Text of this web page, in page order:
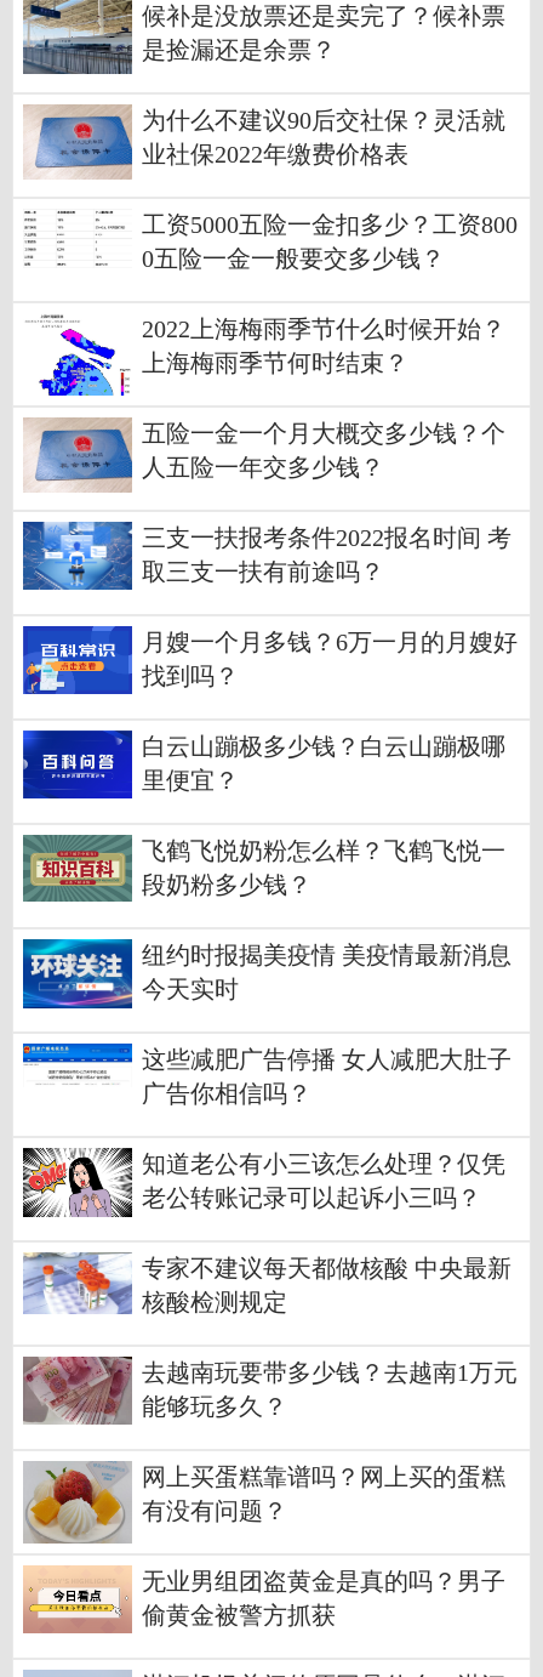
候补是没放票还是卖完了？候补票
是捡漏还是余票？
为什么不建议90后交社保？灵活就
业社保2022年缴费价格表
工资5000五险一金扣多少？工资800
0五险一金一般要交多少钱？
2022上海梅雨季节什么时候开始？
上海梅雨季节何时结束？
五险一金一个月大概交多少钱？个
人五险一年交多少钱？
三支一扶报考条件2022报名时间 考
取三支一扶有前途吗？
月嫂一个月多钱？6万一月的月嫂好
找到吗？
白云山蹦极多少钱？白云山蹦极哪
里便宜？
飞鹤飞悦奶粉怎么样？飞鹤飞悦一
段奶粉多少钱？
纽约时报揭美疫情 美疫情最新消息
今天实时
这些减肥广告停播 女人减肥大肚子
广告你相信吗？
知道老公有小三该怎么处理？仅凭
老公转账记录可以起诉小三吗？
专家不建议每天都做核酸 中央最新
核酸检测规定
去越南玩要带多少钱？去越南1万元
能够玩多久？
网上买蛋糕靠谱吗？网上买的蛋糕
有没有问题？
无业男组团盗黄金是真的吗？男子
偷黄金被警方抓获